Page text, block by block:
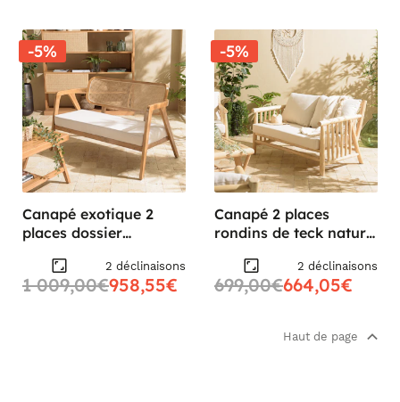
-5%
Canapé exotique 2
places dossier
coussin gris MANAK
2 déclinaisons
1 009,00€958,55€
-5%
Canapé 2 places
rondins de teck naturel
MANAK
2 déclinaisons
699,00€664,05€
Haut de page